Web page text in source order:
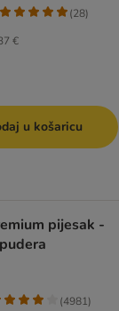
€
(28)
u košaricu
pijesak -
(4981)